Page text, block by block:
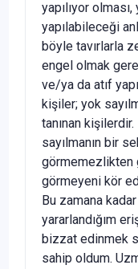
yapılıyor
yapılabileceği
böyle tavırlarla
engel olmak
ve/ya da atıf
kişiler; yok
tanınan
sayılmanın bir
görmemezlikten
görmeyeni kör
Bu zamana
yararlandığım
bizzat edinmek
sahip oldum.